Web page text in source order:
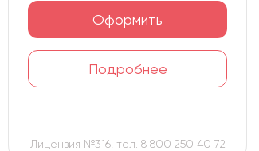
Оформить
Подробнее
Лицензия №316, тел. 8 800 250 40 72